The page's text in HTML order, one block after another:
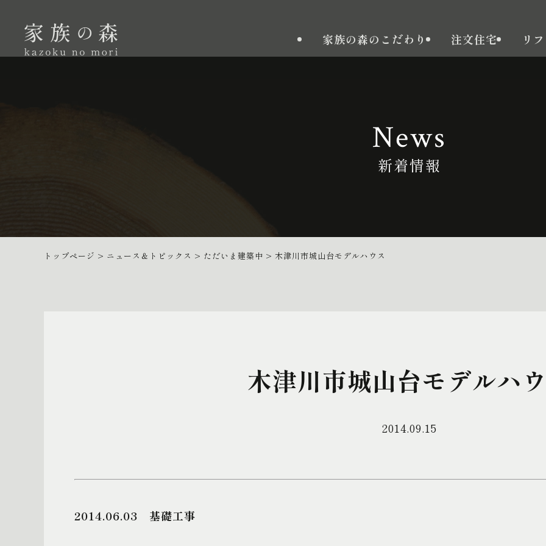
家族の森のこだわり 注文住宅 リ
News
新着情報
トップページ > ニュース＆トピックス > ただいま建築中 > 木津川市城山台モデルハウス
木津川市城山台モデルハ
2014.09.15
2014.06.03 基礎工事